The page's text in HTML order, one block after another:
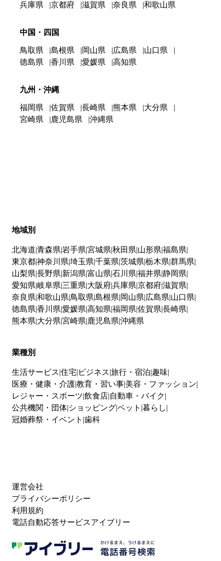
兵庫県
京都府 滋賀県 奈良県 和歌山県
中国・四国
鳥取県 島根県 岡山県 広島県
山口県
徳島県
香川県 愛媛県 高知県
九州・沖縄
福岡県 佐賀県 長崎県 熊本県
大分県
宮崎県
鹿児島県 沖縄県
地域別
北海道 青森県 岩手県 宮城県 秋田県 山形県 福島県
東京都神奈川県 埼玉県 千葉県 茨城県 栃木県 群馬県
山梨県 長野県 新潟県 富山県 石川県 福井県 静岡県
愛知県 岐阜県 三重県 大阪府兵庫県 京都府滋賀県
奈良県 和歌山県 鳥取県 島根県 岡山県 広島県 山口県
徳島県 香川県 愛媛県 高知県 福岡県 佐賀県 長崎県
熊本県 大分県 宮崎県 鹿児島県 沖縄県
業種別
生活サービス 住宅 ビジネス 旅行・宿泊 趣味
医療・健康・介護教育・習い事 美容・ファッション
レジャー・スポーツ 飲食店 自動車・バイク
公共機関・団体 ショッピングペット 暮らし
冠婚葬祭・イベント 歯科
運営会社
プライバシーポリシー
利用規約
電話自動応答サービスアイブリー